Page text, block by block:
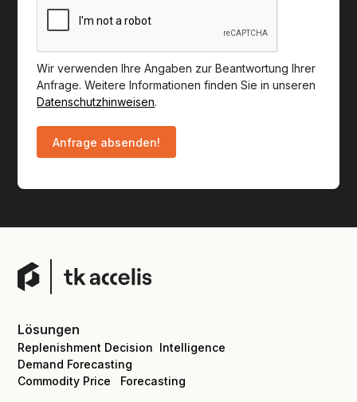
Wir verwenden Ihre Angaben zur Beantwortung Ihrer
Anfrage. Weitere Informationen finden Sie in unseren
Datenschutzhinweisen.
Lösungen
Replenishment Decision Intelligence
Demand Forecasting
Commodity Price Forecasting